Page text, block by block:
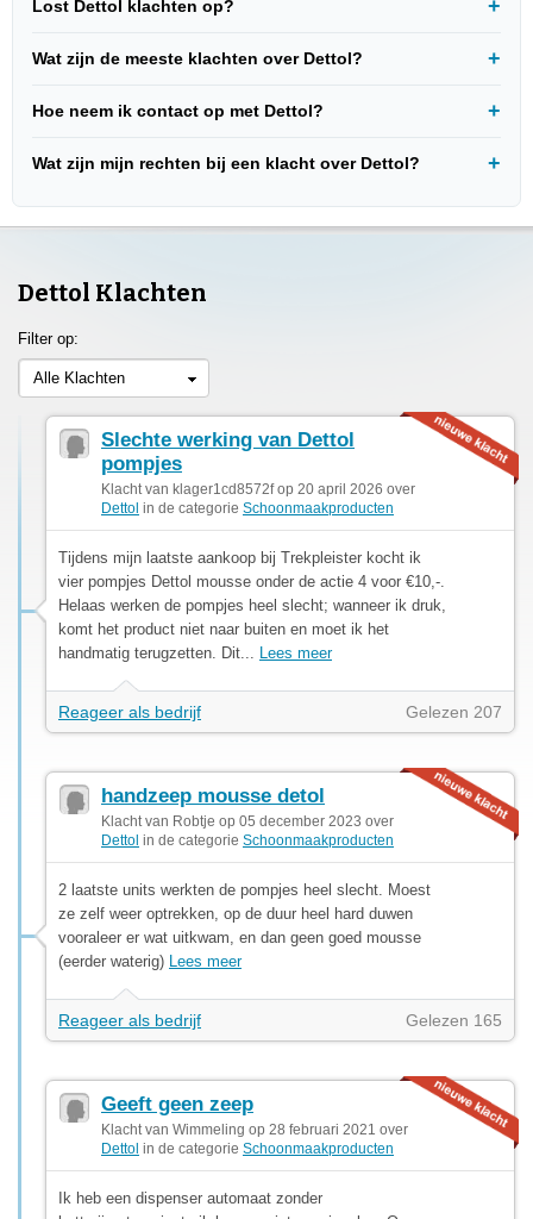
Lost Dettol klachten op?
Wat zijn de meeste klachten over Dettol?
Hoe neem ik contact op met Dettol?
Wat zijn mijn rechten bij een klacht over Dettol?
Dettol Klachten
Filter op:
Alle Klachten
Slechte werking van Dettol
pompjes
Klacht van klager1cd8572f op 20 april 2026 over
Dettol in de categorie Schoonmaakproducten
Tijdens mijn laatste aankoop bij Trekpleister kocht ik
vier pompjes Dettol mousse onder de actie 4 voor €10,-.
Helaas werken de pompjes heel slecht; wanneer ik druk,
komt het product niet naar buiten en moet ik het
handmatig terugzetten. Dit... Lees meer
Reageer als bedrijf Gelezen 207
handzeep mousse detol
Klacht van Robtje op 05 december 2023 over
Dettol in de categorie Schoonmaakproducten
2 laatste units werkten de pompjes heel slecht. Moest
ze zelf weer optrekken, op de duur heel hard duwen
vooraleer er wat uitkwam, en dan geen goed mousse
(eerder waterig) Lees meer
Reageer als bedrijf Gelezen 165
Geeft geen zeep
Klacht van Wimmeling op 28 februari 2021 over
Dettol in de categorie Schoonmaakproducten
Ik heb een dispenser automaat zonder